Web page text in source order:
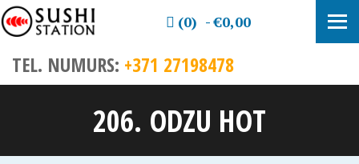
TEL. NUMURS: +371 27198478
(0) €0,00
206. ODZU HOT